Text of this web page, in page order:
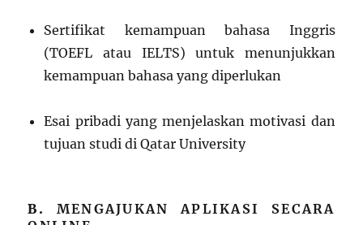
Sertifikat kemampuan bahasa Inggris
(TOEFL atau IELTS) untuk menunjukkan
kemampuan bahasa yang diperlukan
Esai pribadi yang menjelaskan motivasi dan
tujuan studi di Qatar University
B. MENGAJUKAN APLIKASI SECARA